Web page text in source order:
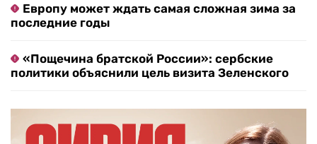
Европу может ждать самая сложная зима за
последние годы
«Пощечина братской России»: сербские
политики объяснили цель визита Зеленского